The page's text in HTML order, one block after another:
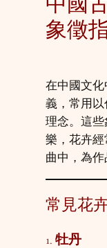
象徵
在中國文
義，常用
理念。這
樂，花卉
曲中，為作
常見花
1.牡丹